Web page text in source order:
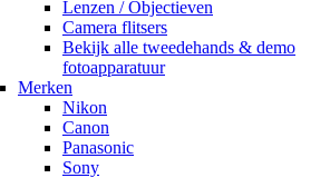
Lenzen / Objectieven
Camera flitsers
Bekijk alle tweedehands & demo
fotoapparatuur
Merken
Nikon
Canon
Panasonic
Sony